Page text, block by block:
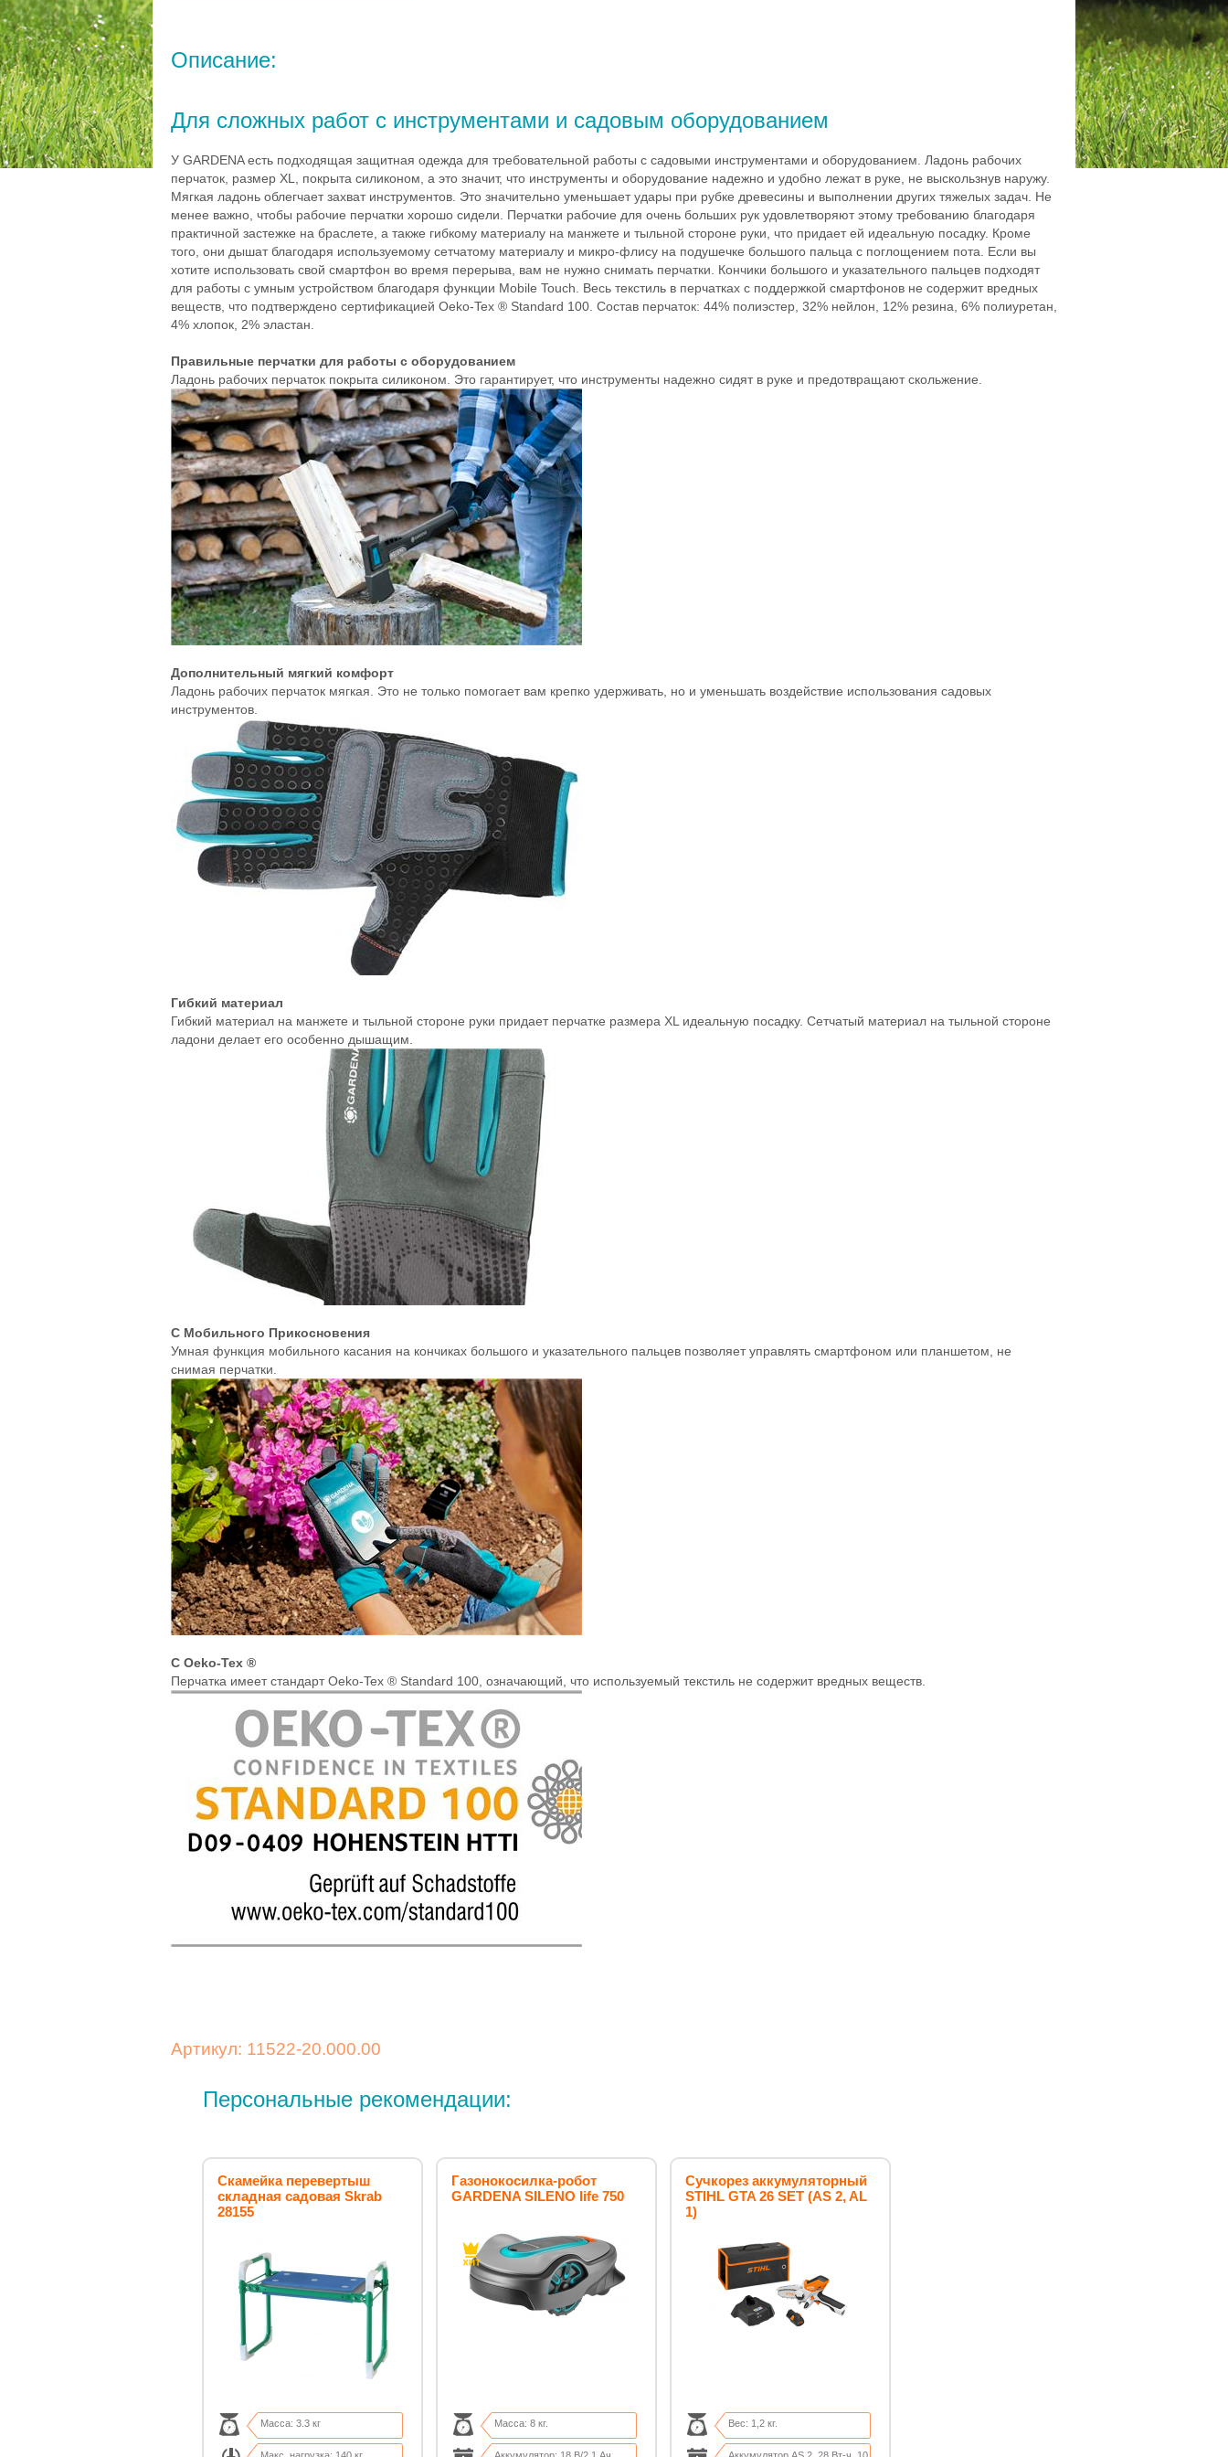
Описание:
Для сложных работ с инструментами и садовым оборудованием
У GARDENA есть подходящая защитная одежда для требовательной работы с садовыми инструментами и оборудованием. Ладонь рабочих
перчаток, размер XL, покрыта силиконом, а это значит, что инструменты и оборудование надежно и удобно лежат в руке, не выскользнув наружу.
Мягкая ладонь облегчает захват инструментов. Это значительно уменьшает удары при рубке древесины и выполнении других тяжелых задач. Не
менее важно, чтобы рабочие перчатки хорошо сидели. Перчатки рабочие для очень больших рук удовлетворяют этому требованию благодаря
практичной застежке на браслете, а также гибкому материалу на манжете и тыльной стороне руки, что придает ей идеальную посадку. Кроме
того, они дышат благодаря используемому сетчатому материалу и микро-флису на подушечке большого пальца с поглощением пота. Если вы
хотите использовать свой смартфон во время перерыва, вам не нужно снимать перчатки. Кончики большого и указательного пальцев подходят
для работы с умным устройством благодаря функции Mobile Touch. Весь текстиль в перчатках с поддержкой смартфонов не содержит вредных
веществ, что подтверждено сертификацией Oeko-Tex ® Standard 100. Состав перчаток: 44% полиэстер, 32% нейлон, 12% резина, 6% полиуретан,
4% хлопок, 2% эластан.
Правильные перчатки для работы с оборудованием
Ладонь рабочих перчаток покрыта силиконом. Это гарантирует, что инструменты надежно сидят в руке и предотвращают скольжение.
Дополнительный мягкий комфорт
Ладонь рабочих перчаток мягкая. Это не только помогает вам крепко удерживать, но и уменьшать воздействие использования садовых
инструментов.
Гибкий материал
Гибкий материал на манжете и тыльной стороне руки придает перчатке размера XL идеальную посадку. Сетчатый материал на тыльной стороне
ладони делает его особенно дышащим.
С Мобильного Прикосновения
Умная функция мобильного касания на кончиках большого и указательного пальцев позволяет управлять смартфоном или планшетом, не
снимая перчатки.
С Oeko-Tex ®
Перчатка имеет стандарт Oeko-Tex ® Standard 100, означающий, что используемый текстиль не содержит вредных веществ.
Артикул: 11522-20.000.00
Персональные рекомендации:
Скамейка перевертыш
складная садовая Skrab
28155
Масса: 3.3 кг
Газонокосилка-робот
GARDENA SILENO life 750
Масса: 8 кг.
Сучкорез аккумуляторный
STIHL GTA 26 SET (AS 2, AL
1)
Вес: 1,2 кг.